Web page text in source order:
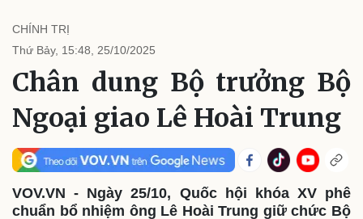
Chính trị
Đảng
Tổ chức nhân sự
Quốc hội
Nhận diện sự thật
Tin 24h
Dự báo thời tiết
Giáo dục
Dấu ấn VOV
Biển đảo
CHÍNH TRỊ
Thứ Bảy, 15:48, 25/10/2025
Chân dung Bộ trưởng Bộ
Ngoại giao Lê Hoài Trung
VOV.VN - Ngày 25/10, Quốc hội khóa XV phê
chuẩn bổ nhiệm ông Lê Hoài Trung giữ chức Bộ